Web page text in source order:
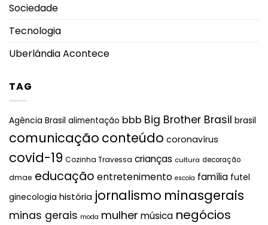
Sociedade
Tecnologia
Uberlândia Acontece
TAG
Agência Brasil alimentação bbb Big Brother Brasil brasil
comunicação conteúdo coronavírus
covid-19 Cozinha Travessa crianças cultura decoração
dmae educação entretenimento escola família futel
ginecologia história jornalismo minasgerais
minas gerais moda mulher música negócios